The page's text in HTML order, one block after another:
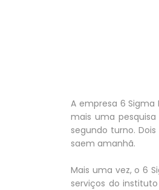
A empresa 6 Sigma
mais uma
segundo turno.
saem amanhã.
Mais uma vez, o 6
serviços do